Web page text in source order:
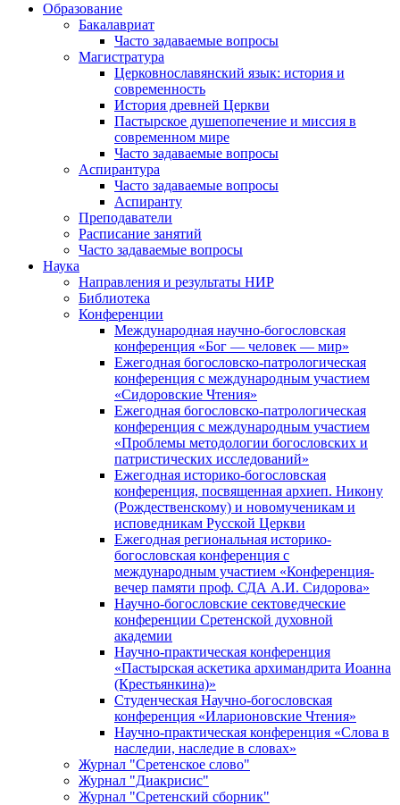
Образование
Бакалавриат
Часто задаваемые вопросы
Магистратура
Церковнославянский язык: история и
современность
История древней Церкви
Пастырское душепопечение и миссия в
современном мире
Часто задаваемые вопросы
Аспирантура
Часто задаваемые вопросы
Аспиранту
Преподаватели
Расписание занятий
Часто задаваемые вопросы
Наука
Направления и результаты НИР
Библиотека
Конференции
Международная научно-богословская
конференция «Бог — человек — мир»
Ежегодная богословско-патрологическая
конференция с международным участием
«Сидоровские Чтения»
Ежегодная богословско-патрологическая
конференция с международным участием
«Проблемы методологии богословских и
патристических исследований»
Ежегодная историко-богословская
конференция, посвященная архиеп. Никону
(Рождественскому) и новомученикам и
исповедникам Русской Церкви
Ежегодная региональная историко-
богословская конференция с
международным участием «Конференция-
вечер памяти проф. СДА А.И. Сидорова»
Научно-богословские сектоведческие
конференции Сретенской духовной
академии
Научно-практическая конференция
«Пастырская аскетика архимандрита Иоанна
(Крестьянкина)»
Студенческая Научно-богословская
конференция «Иларионовские Чтения»
Научно-практическая конференция «Cлова в
наследии, наследие в словах»
Журнал "Сретенское слово"
Журнал "Диакрисис"
Журнал "Сретенский сборник"